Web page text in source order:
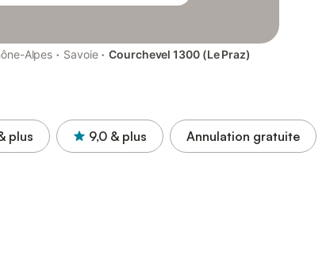
Alpes · Savoie · Courchevel 1300 (Le Praz)
plus 9,0 & plus Annulation gratuite